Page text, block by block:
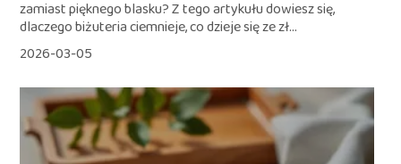
zamiast pięknego blasku? Z tego artykułu dowiesz się,
dlaczego biżuteria ciemnieje, co dzieje się ze zł...
2026-03-05